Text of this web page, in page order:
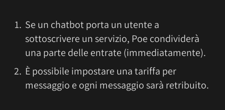
Se un chatbot porta un utente a
sottoscrivere un servizio, Poe condividerà
una parte delle entrate (immediatamente).
È possibile impostare una tariffa per
messaggio e ogni messaggio sarà retribuito.